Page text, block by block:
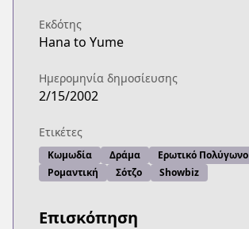
Εκδότης
Hana to Yume
Ημερομηνία δημοσίευσης
2/15/2002
Ετικέτες
Κωμωδία Δράμα
Ερωτικό Πολύγωνο
Ρομαντική
Σότζο Showbiz
Επισκόπηση